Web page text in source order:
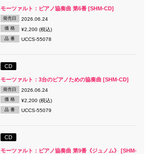
モーツァルト：ピアノ協奏曲 第6番 [SHM-CD]
発売日 2026.06.24
価 格 ¥2,200 (税込)
品 番 UCCS-55078
CD
モーツァルト：3台のピアノための協奏曲 [SHM-CD]
発売日 2026.06.24
価 格 ¥2,200 (税込)
品 番 UCCS-55079
CD
モーツァルト：ピアノ協奏曲 第9番《ジュノム》 [SHM-